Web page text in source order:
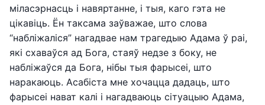
міласэрнасць і навяртанне, і тыя, каго гэта не
цікавіць. Ён таксама заўважае, што слова
“набліжаліся” нагадвае нам трагедыю Адама ў раі,
які схаваўся ад Бога, стаяў недзе з боку, не
набліжаўся да Бога, нібы тыя фарысеі, што
наракаюць. Асабіста мне хочацца дадаць, што
фарысеі нават калі і нагадваюць сітуацыю Адама,